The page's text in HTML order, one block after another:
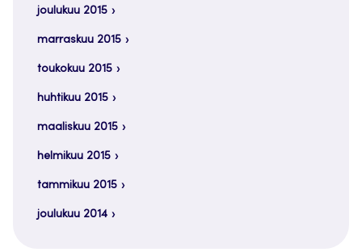
joulukuu 2015
marraskuu 2015
toukokuu 2015
huhtikuu 2015
maaliskuu 2015
helmikuu 2015
tammikuu 2015
joulukuu 2014